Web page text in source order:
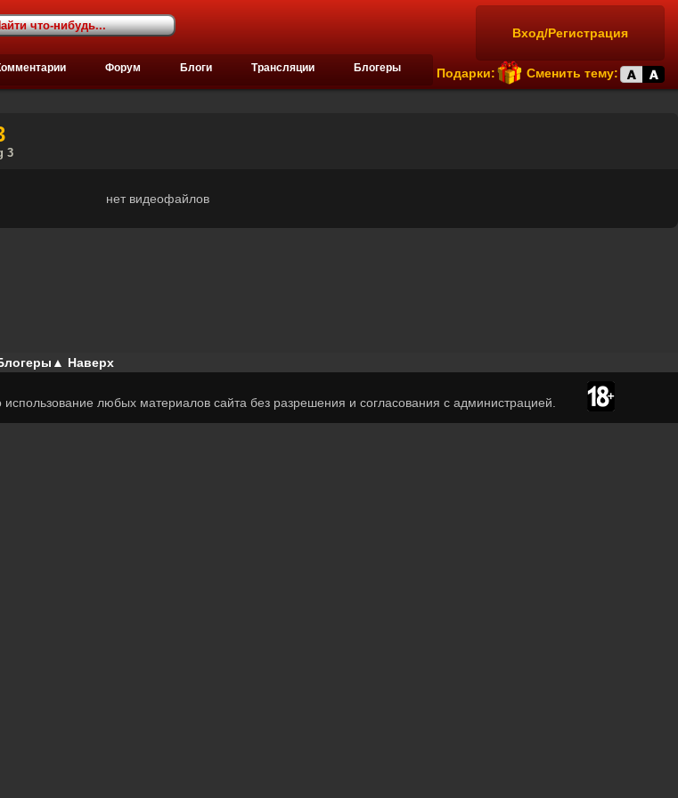
Вход/Регистрация
Подарки: Сменить тему:
Форум Блоги Трансляции Блогеры
3
нет видеофайлов
▲ Наверх
любых материалов сайта без разрешения и согласования с администрацией.